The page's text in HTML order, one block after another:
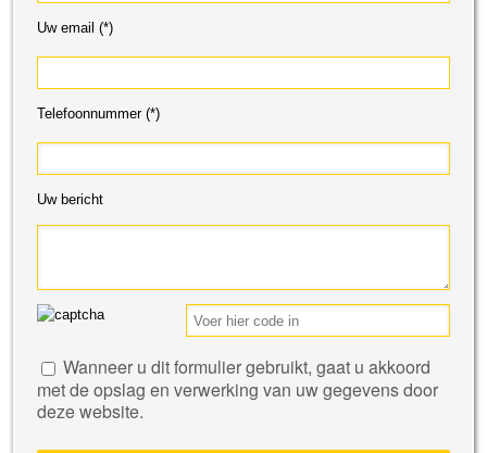
Uw email (*)
Telefoonnummer (*)
Uw bericht
dit
veld
leeg
Wanneer u dit formulier gebruikt, gaat u akkoord
met de opslag en verwerking van uw gegevens door
deze website.